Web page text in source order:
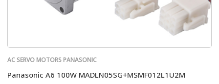
AC SERVO MOTORS PANASONIC
Panasonic A6 100W MADLN05SG+MSMF012L1U2M